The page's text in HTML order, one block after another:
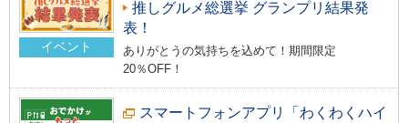
イベント
推しグルメ総選挙 グランプリ結果発
表！
ありがとうの気持ちを込めて！期間限定
20％OFF！
スマートフォンアプリ「わくわくハイ